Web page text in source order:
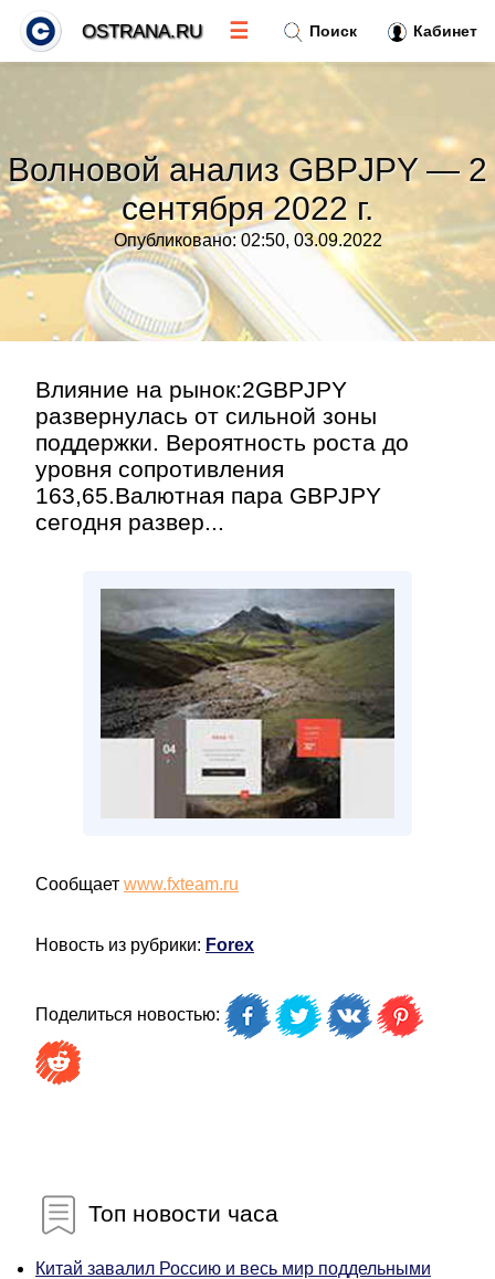
Волновой анализ GBPJPY — 2
сентября 2022 г.
Опубликовано: 02:50, 03.09.2022
Влияние на рынок:2GBPJPY
развернулась от сильной зоны
поддержки. Вероятность роста до
уровня сопротивления
163,65.Валютная пара GBPJPY
сегодня развер...
Сообщает www.fxteam.ru
Новость из рубрики: Forex
Поделиться новостью:
Топ новости часа
Китай завалил Россию и весь мир поддельными
Поиск Кабинет
OSTRANA.RU ☰
Тренды новостей»
Рубрики»
Правила»
Контакт»